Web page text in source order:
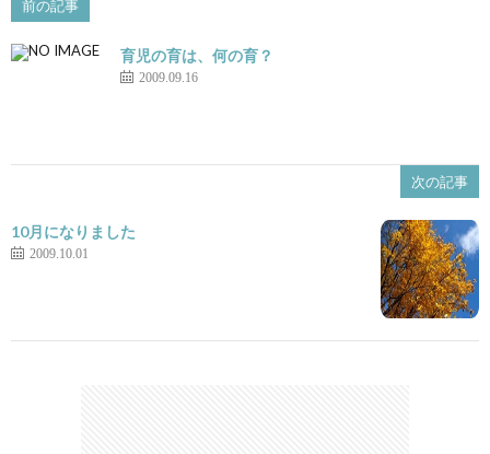
前の記事
育児の育は、何の育？
2009.09.16
次の記事
10月になりました
2009.10.01